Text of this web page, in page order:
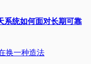
系统如何面对长期可靠